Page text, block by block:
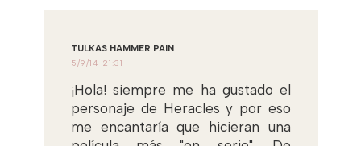
TULKAS HAMMER PAIN
5/9/14 21:31
¡Hola! siempre me ha gustado el
personaje de Heracles y por eso
me encantaría que hicieran una